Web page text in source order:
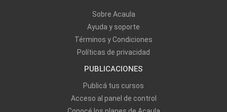
Sobre Acaula
Ayuda y soporte
Términos y Condiciones
Políticas de privacidad
PUBLICACIONES
Publicá tus cursos
Acceso al panel de control